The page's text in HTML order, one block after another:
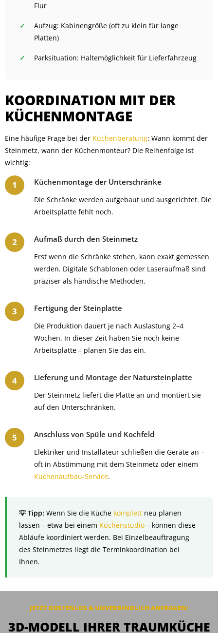
Flur
Aufzug: Kabinengröße (oft zu klein für lange
Platten)
Parksituation: Haltemöglichkeit für Lieferfahrzeug
KOORDINATION MIT DER
KÜCHENMONTAGE
Eine häufige Frage bei der Küchenberatung: Wann kommt der
Steinmetz, wann der Küchenmonteur? Die Reihenfolge ist
wichtig:
Küchenmontage der Unterschränke
Die Schränke werden aufgebaut und ausgerichtet. Die
Arbeitsplatte fehlt noch.
Aufmaß durch den Steinmetz
Erst wenn die Schränke stehen, kann exakt gemessen
werden. Digitale Schablonen oder Laseraufmaß sind
präziser als händische Methoden.
Fertigung der Steinplatte
Die Produktion dauert je nach Auslastung 2–4
Wochen. In dieser Zeit haben Sie noch keine
Arbeitsplatte – planen Sie das ein.
Lieferung und Montage der Natursteinplatte
Der Steinmetz liefert die Platte an und montiert sie
auf den Unterschränken.
Anschluss von Spüle und Kochfeld
Elektriker und Installateur schließen die Geräte an –
oft in Abstimmung mit dem Steinmetz oder einem
Küchenaufbau-Service.
Wenn Sie die Küche komplett neu planen
lassen – etwa bei einem Küchenstudio – können diese
Abläufe koordiniert werden. Bei Einzelbeauftragung
des Steinmetzes liegt die Terminkoordination bei
Ihnen.
JETZT KOSTENLOS & UNVERBINDLICH ANFRAGEN:
3D-MODELL IHRER TRAUMKÜCHE